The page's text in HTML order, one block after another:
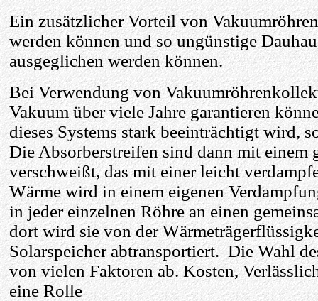
Ein zusätzlicher Vorteil von
werden können und so ungünstige
ausgeglichen werden können.
Bei Verwendung von
Vakuum über viele Jahre garantieren
dieses Systems stark beeinträchtigt wird,
Die Absorberstreifen sind dann mit einem
verschweißt, das mit einer leicht
Wärme wird in einem eigenen
in jeder einzelnen Röhre an einen
dort wird sie von der
Solarspeicher abtransportiert. Die Wahl
von vielen Faktoren ab. Kosten,
eine Rolle